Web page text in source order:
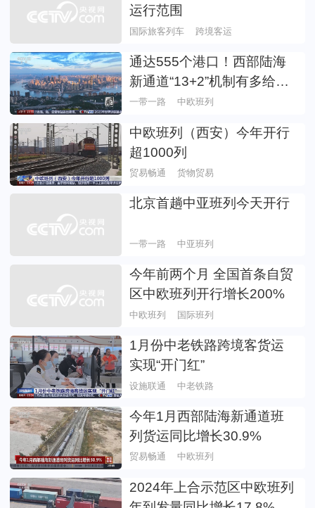
运行范围
国际旅客列车 跨境客运
通达555个港口！西部陆海
新通道“13+2”机制有多给
力？
一带一路 中欧班列
中欧班列（西安）今年开行
超1000列
贸易畅通 货物贸易
北京首趟中亚班列今天开行
一带一路 中亚班列
今年前两个月 全国首条自贸
区中欧班列开行增长200%
中欧班列 国际班列
1月份中老铁路跨境客货运
实现“开门红”
设施联通 中老铁路
今年1月西部陆海新通道班
列货运同比增长30.9%
贸易畅通 中欧班列
2024年上合示范区中欧班列